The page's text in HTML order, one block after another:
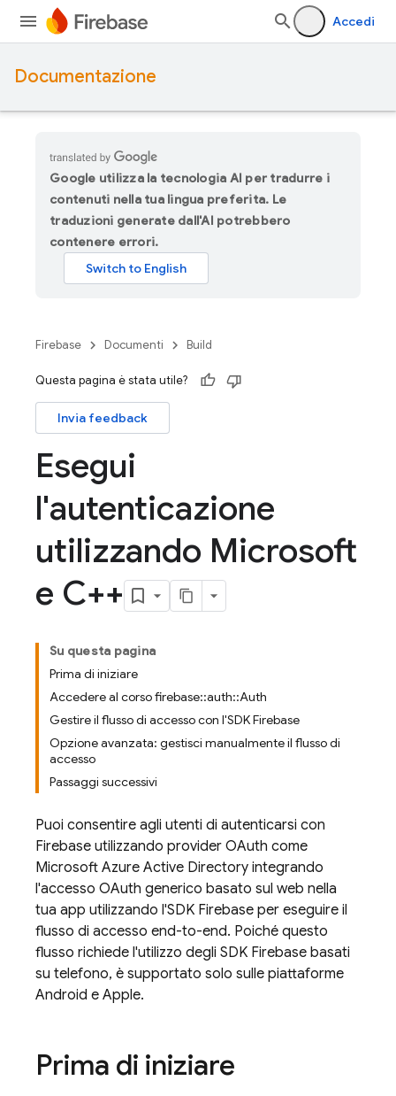
Accedi
Documentazione
Google utilizza la tecnologia AI per tradurre i
contenuti nella tua lingua preferita. Le
traduzioni generate dall'AI potrebbero
contenere errori.
Firebase Documenti Build
Questa pagina è stata utile?
Invia feedback
Esegui
l'autenticazione
utilizzando Microsoft
e C++
Su questa pagina
Prima di iniziare
Accedere al corso firebase::auth::Auth
Gestire il flusso di accesso con l'SDK Firebase
Opzione avanzata: gestisci manualmente il flusso di
accesso
Passaggi successivi
Puoi consentire agli utenti di autenticarsi con
Firebase utilizzando provider OAuth come
Microsoft Azure Active Directory integrando
l'accesso OAuth generico basato sul web nella
tua app utilizzando l'SDK Firebase per eseguire il
flusso di accesso end-to-end. Poiché questo
flusso richiede l'utilizzo degli SDK Firebase basati
su telefono, è supportato solo sulle piattaforme
Android e Apple.
Prima di iniziare